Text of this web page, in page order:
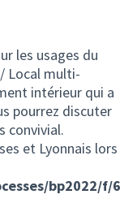
les usages du
Local multi-
intérieur qui a
pourrez discuter
convivial.
et Lyonnais lors
bp2022/f/6